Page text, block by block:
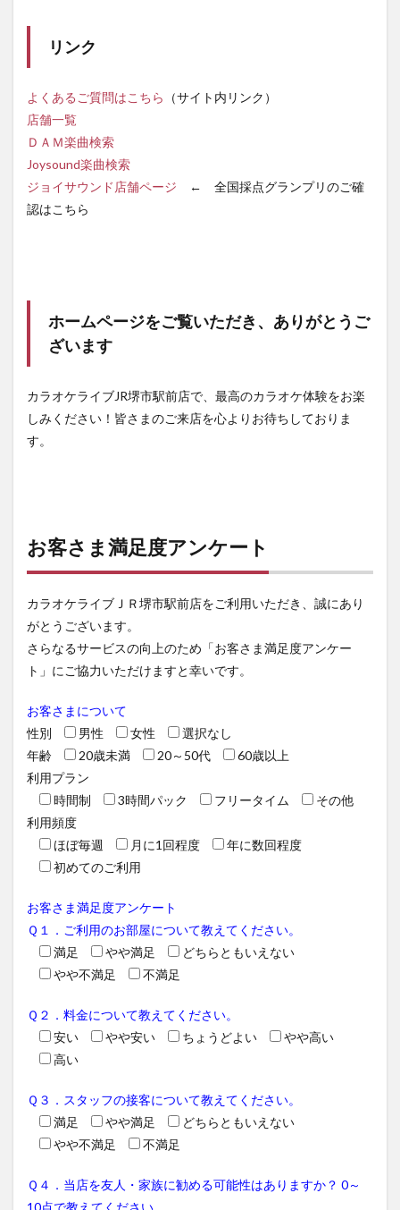
リンク
よくあるご質問はこちら
（サイト内リンク）
店舗一覧
ＤＡＭ楽曲検索
Joysound楽曲検索
ジョイサウンド店舗ページ ← 全国採点グランプリのご確
認はこちら
ホームページをご覧いただき、ありがとうご
ざいます
カラオケライブJR堺市駅前店で、最高のカラオケ体験をお楽
しみください！皆さまのご来店を心よりお待ちしておりま
す。
お客さま満足度アンケート
カラオケライブＪＲ堺市駅前店をご利用いただき、誠にあり
がとうございます。
さらなるサービスの向上のため「お客さま満足度アンケー
ト」にご協力いただけますと幸いです。
お客さまについて
性別
男性 女性
選択なし
年齢
20歳未満 20～50代
60歳以上
利用プラン
時間制
3時間パック フリータイム
その他
利用頻度
ほぼ毎週
月に1回程度
年に数回程度
初めてのご利用
お客さま満足度アンケート
Ｑ１．ご利用のお部屋について教えてください。
満足
やや満足
どちらともいえない
やや不満足
不満足
Ｑ２．料金について教えてください。
安い
やや安い ちょうどよい
やや高い
高い
Ｑ３．スタッフの接客について教えてください。
満足
やや満足
どちらともいえない
やや不満足
不満足
Ｑ４．当店を友人・家族に勧める可能性はありますか？ 0～
10点で教えてください。